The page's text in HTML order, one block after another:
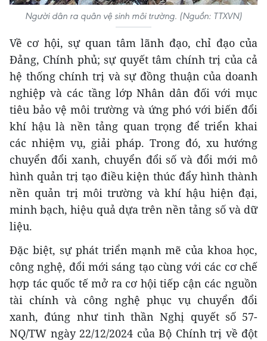
Người dân ra quân vệ sinh môi trường. (Nguồn: TTXVN)
Về cơ hội, sự quan tâm lãnh đạo, chỉ đạo của
Đảng, Chính phủ; sự quyết tâm chính trị của cả
hệ thống chính trị và sự đồng thuận của doanh
nghiệp và các tầng lớp Nhân dân đối với mục
tiêu bảo vệ môi trường và ứng phó với biến đổi
khí hậu là nền tảng quan trọng để triển khai
các nhiệm vụ, giải pháp. Trong đó, xu hướng
chuyển đổi xanh, chuyển đổi số và đổi mới mô
hình quản trị tạo điều kiện thúc đẩy hình thành
nền quản trị môi trường và khí hậu hiện đại,
minh bạch, hiệu quả dựa trên nền tảng số và dữ
liệu.
Đặc biệt, sự phát triển mạnh mẽ của khoa học,
công nghệ, đổi mới sáng tạo cùng với các cơ chế
hợp tác quốc tế mở ra cơ hội tiếp cận các nguồn
tài chính và công nghệ phục vụ chuyển đổi
xanh, đúng như tinh thần Nghị quyết số 57-
NQ/TW ngày 22/12/2024 của Bộ Chính trị về đột